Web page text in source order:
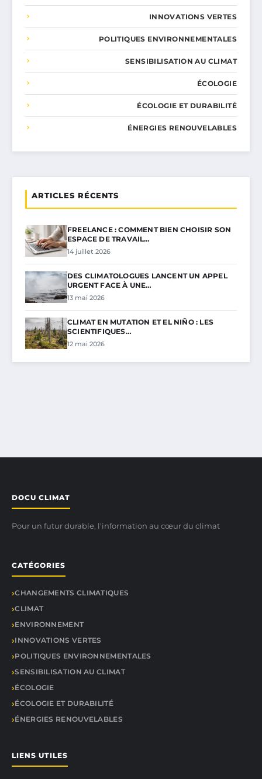
INNOVATIONS VERTES
POLITIQUES ENVIRONNEMENTALES
SENSIBILISATION AU CLIMAT
ÉCOLOGIE
ÉCOLOGIE ET DURABILITÉ
ÉNERGIES RENOUVELABLES
ARTICLES RÉCENTS
FREELANCE : COMMENT BIEN CHOISIR SON
ESPACE DE TRAVAIL…
14 juillet 2026
DES CLIMATOLOGUES LANCENT UN APPEL
URGENT FACE À UNE…
13 mai 2026
CLIMAT EN MUTATION ET EL NIÑO : LES
SCIENTIFIQUES…
12 mai 2026
DOCU CLIMAT
Pour un futur durable, l'information au cœur du climat
CATÉGORIES
CHANGEMENTS CLIMATIQUES
CLIMAT
ENVIRONNEMENT
INNOVATIONS VERTES
POLITIQUES ENVIRONNEMENTALES
SENSIBILISATION AU CLIMAT
ÉCOLOGIE
ÉCOLOGIE ET DURABILITÉ
ÉNERGIES RENOUVELABLES
LIENS UTILES